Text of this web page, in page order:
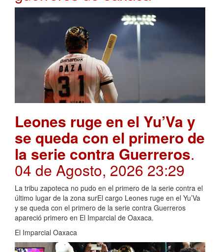
Leones ruge en el Yu’Va y
se queda con el primero de
la serie contra Guerreros.
04 de Agosto, 2026 23:29
La tribu zapoteca no pudo en el primero de la serie contra el
último lugar de la zona surEl cargo Leones ruge en el Yu’Va
y se queda con el primero de la serie contra Guerreros
apareció primero en El Imparcial de Oaxaca.
El Imparcial Oaxaca